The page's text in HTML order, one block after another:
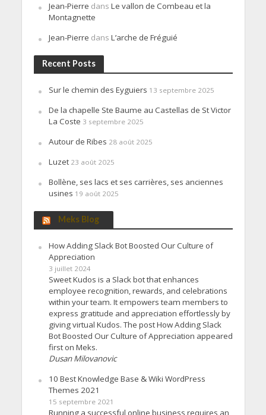
Jean-Pierre dans Le vallon de Combeau et la
Montagnette
Jean-Pierre dans L’arche de Fréguié
Recent Posts
Sur le chemin des Eyguiers 13 septembre 2025
De la chapelle Ste Baume au Castellas de St Victor
La Coste 3 septembre 2025
Autour de Ribes 28 août 2025
Luzet 23 août 2025
Bollène, ses lacs et ses carrières, ses anciennes
usines 19 août 2025
Meks Blog
How Adding Slack Bot Boosted Our Culture of
Appreciation
3 juillet 2024
Sweet Kudos is a Slack bot that enhances
employee recognition, rewards, and celebrations
within your team. It empowers team members to
express gratitude and appreciation effortlessly by
giving virtual Kudos. The post How Adding Slack
Bot Boosted Our Culture of Appreciation appeared
first on Meks.
Dusan Milovanovic
10 Best Knowledge Base & Wiki WordPress
Themes 2021
15 septembre 2021